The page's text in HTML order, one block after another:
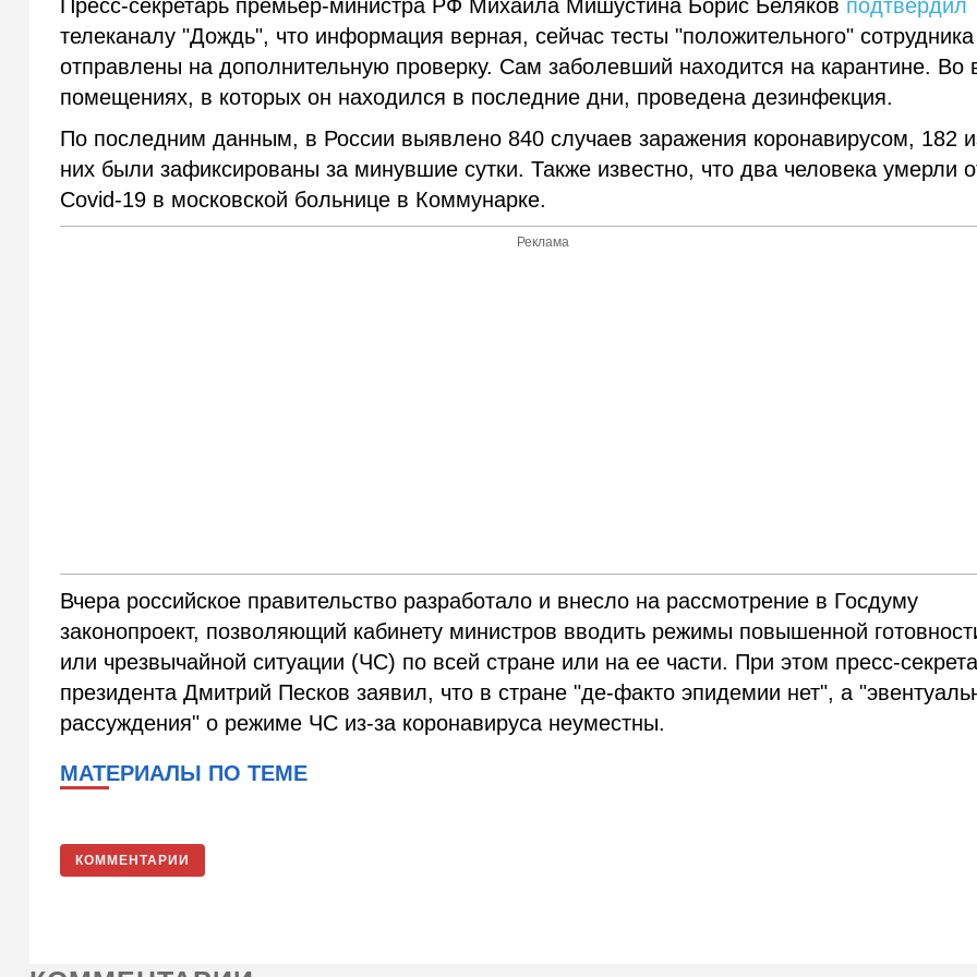
Пресс-секретарь премьер-министра РФ Михаила Мишустина Борис Беляков подтвердил
телеканалу "Дождь", что информация верная, сейчас тесты "положительного" сотрудника
отправлены на дополнительную проверку. Сам заболевший находится на карантине. Во
помещениях, в которых он находился в последние дни, проведена дезинфекция.
По последним данным, в России выявлено 840 случаев заражения коронавирусом, 182
них были зафиксированы за минувшие сутки. Также известно, что два человека умерли
Covid-19 в московской больнице в Коммунарке.
Реклама
Вчера российское правительство разработало и внесло на рассмотрение в Госдуму
законопроект, позволяющий кабинету министров вводить режимы повышенной
или чрезвычайной ситуации (ЧС) по всей стране или на ее части. При этом пресс-
президента Дмитрий Песков заявил, что в стране "де-факто эпидемии нет", а
рассуждения" о режиме ЧС из-за коронавируса неуместны.
МАТЕРИАЛЫ ПО ТЕМЕ
КОММЕНТАРИИ